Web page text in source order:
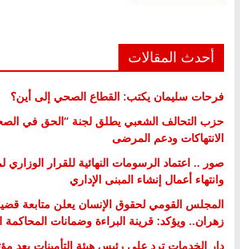
أحدث المقالات
فرحات سليمان يكتب: القطاع الصحي إلى أين؟
حزب التحالف الشعبي يطلق لجنة “الحق في
الانتهاكات ودعم المرضى
صور .. اعتماد الرسومات النهائية للقرار الوزاري
وانتهاء أعمال إنشاء المبنى الإداري
المجلس القومي لحقوق الإنسان يعلن متابعة
زهران.. ويؤكد: قرينة البراءة وضمانات
دار الخدمات ترد على رئيس هيئة التأمينات بعد